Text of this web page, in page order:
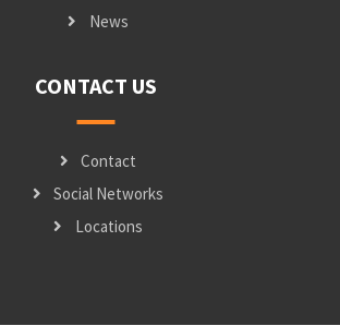
News
CONTACT US
Contact
Social Networks
Locations